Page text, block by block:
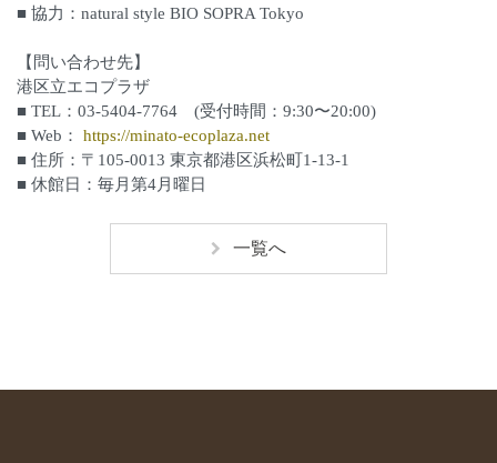
■ 協力：natural style BIO SOPRA Tokyo
【問い合わせ先】
港区立エコプラザ
■ TEL：03-5404-7764 (受付時間：9:30〜20:00)
■ Web： https://minato-ecoplaza.net
■ 住所：〒105-0013 東京都港区浜松町1-13-1
■ 休館日：毎月第4月曜日
一覧へ